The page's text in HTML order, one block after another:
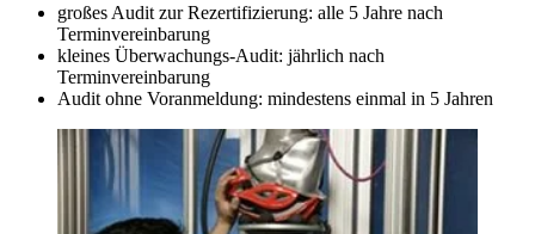
großes Audit zur Rezertifizierung: alle 5 Jahre nach
Terminvereinbarung
kleines Überwachungs-Audit: jährlich nach
Terminvereinbarung
Audit ohne Voranmeldung: mindestens einmal in 5 Jahren